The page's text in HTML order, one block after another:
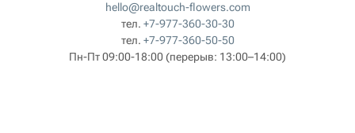
hello@realtouch-flowers.com
тел. +7-977-360-30-30
тел. +7-977-360-50-50
Пн-Пт 09:00-18:00(перерыв: 13:00–14:00)